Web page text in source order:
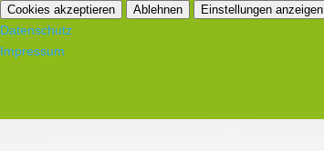
Cookies akzeptieren Ablehnen Einstellungen anzeigen
Datenschutz
Impressum